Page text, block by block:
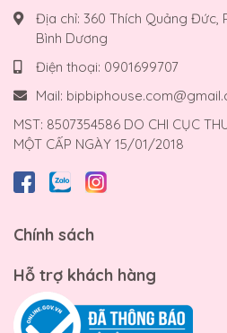
Địa chỉ: 360 Thích Quảng Đức,
Bình Dương
Điện thoại: 0901699707
Mail:
MST: 8507354586 DO CHI CỤC
MỘT CẤP NGÀY 15/01/2018
Chính sách
Hỗ trợ khách hàng